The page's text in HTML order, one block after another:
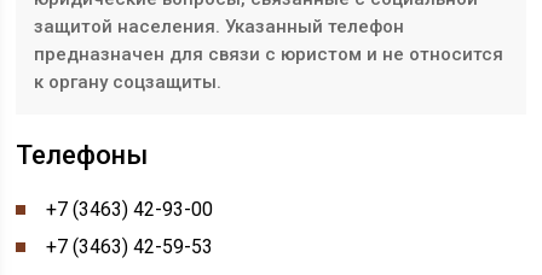
защитой населения. Указанный телефон
предназначен для связи с юристом и не относится
к органу соцзащиты.
Телефоны
+7 (3463) 42-93-00
+7 (3463) 42-59-53